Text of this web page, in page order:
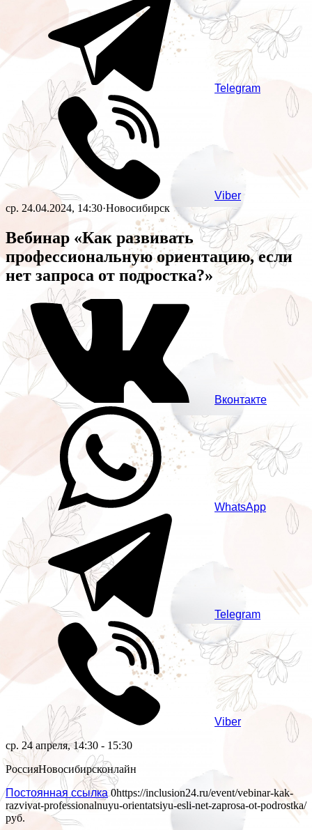
Telegram
Viber
ср. 24.04.2024, 14:30·Новосибирск
Вебинар «Как развивать
профессиональную ориентацию, если
нет запроса от подростка?»
Вконтакте
WhatsApp
Telegram
Viber
ср. 24 апреля, 14:30 - 15:30
РоссияНовосибирсконлайн
Постоянная ссылка 0https://inclusion24.ru/event/vebinar-kak-
razvivat-professionalnuyu-orientatsiyu-esli-net-zaprosa-ot-podrostka/
руб.